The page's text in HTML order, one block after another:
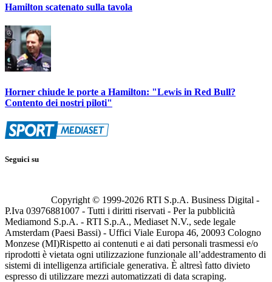
Hamilton scatenato sulla tavola
Horner chiude le porte a Hamilton: "Lewis in Red Bull?
Contento dei nostri piloti"
Seguici su
Copyright © 1999-2026 RTI S.p.A. Business Digital -
P.Iva 03976881007 - Tutti i diritti riservati - Per la pubblicità
Mediamond S.p.A. - RTI S.p.A., Mediaset N.V., sede legale
Amsterdam (Paesi Bassi) - Uffici Viale Europa 46, 20093 Cologno
Monzese (MI)Rispetto ai contenuti e ai dati personali trasmessi e/o
riprodotti è vietata ogni utilizzazione funzionale all’addestramento di
sistemi di intelligenza artificiale generativa. È altresì fatto divieto
espresso di utilizzare mezzi automatizzati di data scraping.